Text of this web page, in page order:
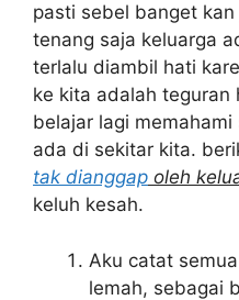
pasti sebel banget
tenang saja keluarga
terlalu diambil hati
ke kita adalah teguran
belajar lagi
ada di sekitar kita.
tak dianggap oleh
keluh kesah.
Aku catat
lemah, sebagai